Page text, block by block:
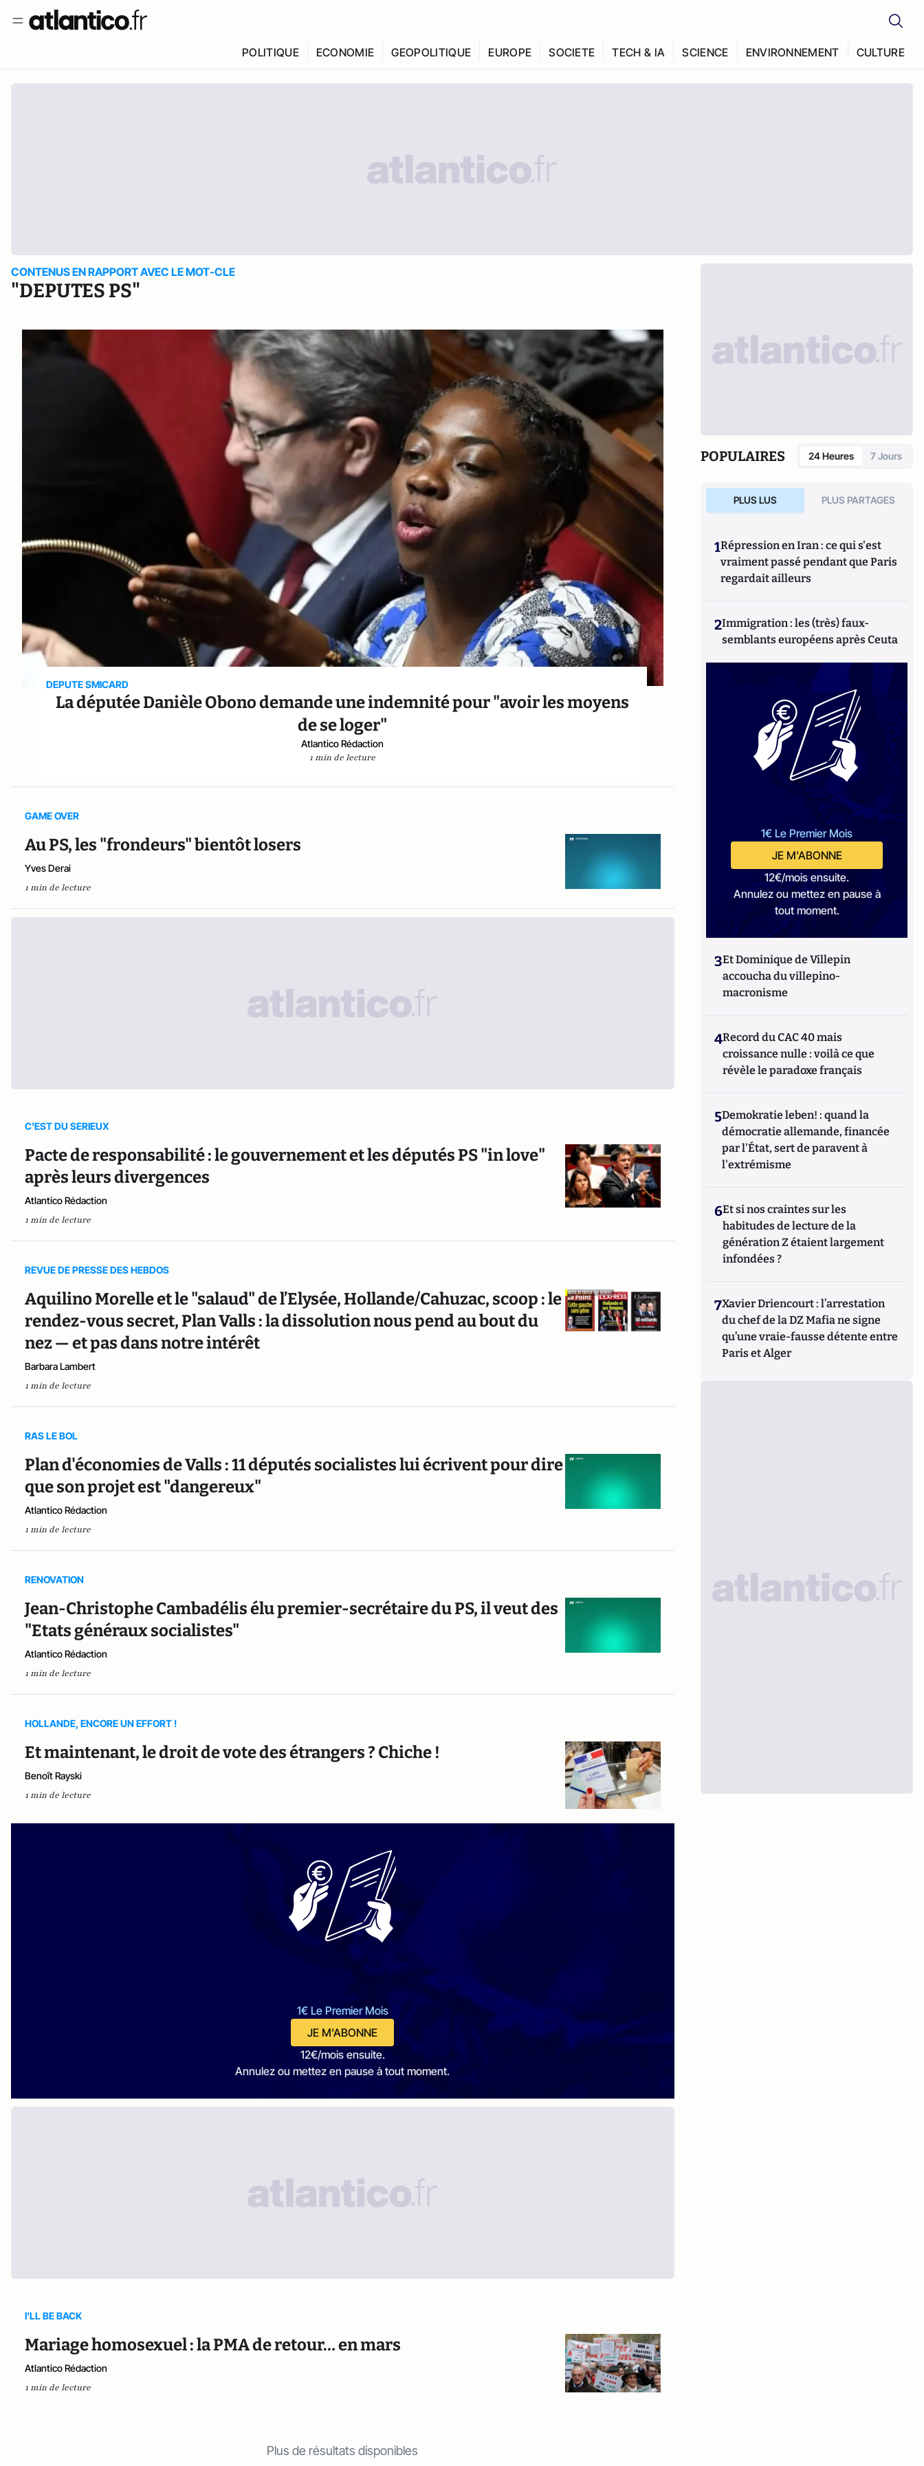
POLITIQUE ECONOMIE GEOPOLITIQUE EUROPE SOCIETE TECH & IA SCIENCE ENVIRONNEMENT CULTURE
CONTENUS EN RAPPORT AVEC LE MOT-CLE
"DEPUTES PS"
DEPUTE SMICARD
La députée Danièle Obono demande une indemnité pour "avoir les moyens
de se loger"
Atlantico Rédaction
1 min de lecture
GAME OVER
Au PS, les "frondeurs" bientôt losers
Yves Derai
1 min de lecture
C'EST DU SERIEUX
Pacte de responsabilité : le gouvernement et les députés PS "in love"
après leurs divergences
Atlantico Rédaction
1 min de lecture
REVUE DE PRESSE DES HEBDOS
Aquilino Morelle et le "salaud" de l’Elysée, Hollande/Cahuzac, scoop : le
rendez-vous secret, Plan Valls : la dissolution nous pend au bout du
nez — et pas dans notre intérêt
Barbara Lambert
1 min de lecture
RAS LE BOL
Plan d'économies de Valls : 11 députés socialistes lui écrivent pour dire
que son projet est "dangereux"
Atlantico Rédaction
1 min de lecture
RENOVATION
Jean-Christophe Cambadélis élu premier-secrétaire du PS, il veut des
"Etats généraux socialistes"
Atlantico Rédaction
1 min de lecture
HOLLANDE, ENCORE UN EFFORT !
Et maintenant, le droit de vote des étrangers ? Chiche !
Benoît Rayski
1 min de lecture
1€ Le Premier Mois
JE M'ABONNE
12€/mois ensuite.
Annulez ou mettez en pause à tout moment.
I'LL BE BACK
Mariage homosexuel : la PMA de retour… en mars
Atlantico Rédaction
1 min de lecture
Plus de résultats disponibles
POPULAIRES 24 Heures 7 Jours
PLUS LUS PLUS PARTAGES
1Répression en Iran : ce qui s'est
vraiment passé pendant que Paris
regardait ailleurs
2Immigration : les (très) faux-
semblants européens après Ceuta
1€ Le Premier Mois
JE M'ABONNE
12€/mois ensuite.
Annulez ou mettez en pause à
tout moment.
3Et Dominique de Villepin
accoucha du villepino-
macronisme
4Record du CAC 40 mais
croissance nulle : voilà ce que
révèle le paradoxe français
5Demokratie leben! : quand la
démocratie allemande, financée
par l'État, sert de paravent à
l'extrémisme
6Et si nos craintes sur les
habitudes de lecture de la
génération Z étaient largement
infondées ?
7Xavier Driencourt : l’arrestation
du chef de la DZ Mafia ne signe
qu’une vraie-fausse détente entre
Paris et Alger